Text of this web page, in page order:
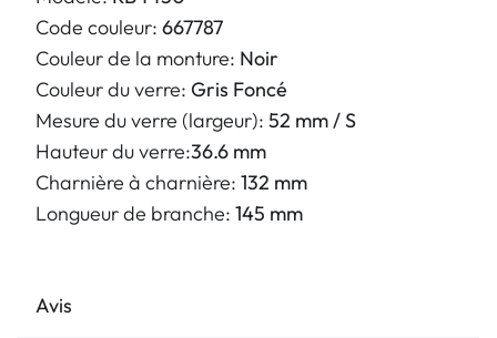
Code couleur: 667787
Couleur de la monture: Noir
Couleur du verre: Gris Foncé
Mesure du verre (largeur): 52 mm / S
Hauteur du verre:36.6 mm
Charnière à charnière: 132 mm
Longueur de branche: 145 mm
Avis